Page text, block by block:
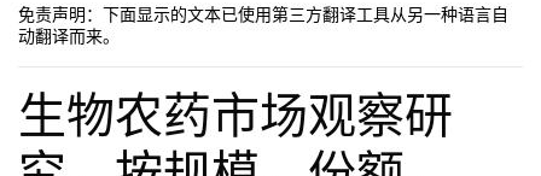
免责声明：下面显示的文本已使用第三方翻译工具从另一种语言自
动翻译而来。
生物农药市场观察研